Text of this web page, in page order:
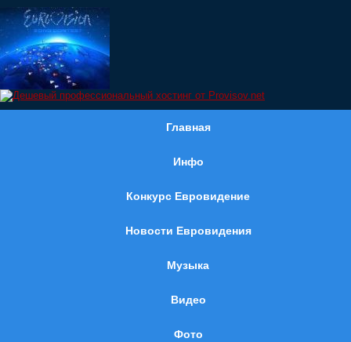
Главная
Инфо
Конкурс Евровидение
Новости Евровидения
Музыка
Видео
Фото